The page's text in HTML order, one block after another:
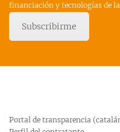
financiación y tecnologías de
Subscribirme
Portal de transparencia